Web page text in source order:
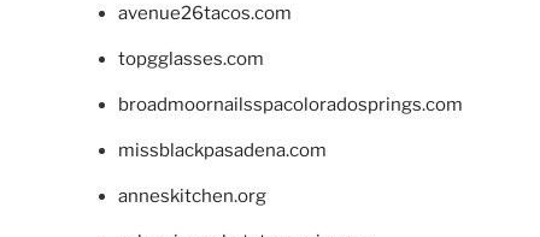
avenue26tacos.com
topgglasses.com
broadmoornailsspacoloradosprings.com
missblackpasadena.com
anneskitchen.org